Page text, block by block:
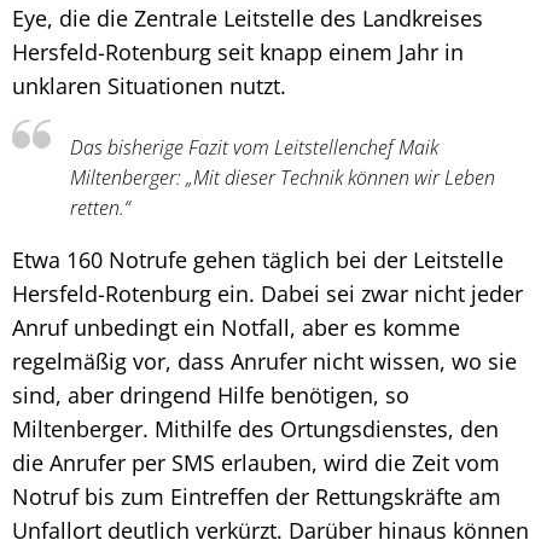
Eye, die die Zentrale Leitstelle des Landkreises
Hersfeld-Rotenburg seit knapp einem Jahr in
unklaren Situationen nutzt.
Das bisherige Fazit vom Leitstellenchef Maik
Miltenberger: „Mit dieser Technik können wir Leben
retten.“
Etwa 160 Notrufe gehen täglich bei der Leitstelle
Hersfeld-Rotenburg ein. Dabei sei zwar nicht jeder
Anruf unbedingt ein Notfall, aber es komme
regelmäßig vor, dass Anrufer nicht wissen, wo sie
sind, aber dringend Hilfe benötigen, so
Miltenberger. Mithilfe des Ortungsdienstes, den
die Anrufer per SMS erlauben, wird die Zeit vom
Notruf bis zum Eintreffen der Rettungskräfte am
Unfallort deutlich verkürzt. Darüber hinaus können